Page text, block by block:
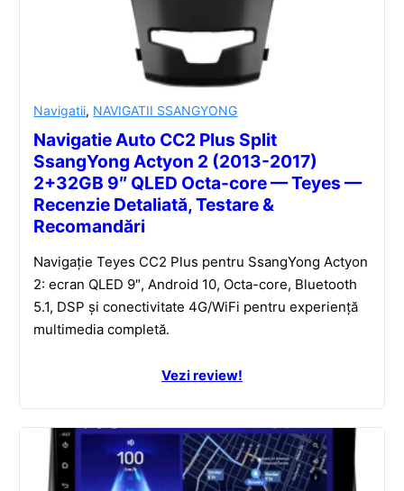
Navigatii, NAVIGATII SSANGYONG
Navigatie Auto CC2 Plus Split
SsangYong Actyon 2 (2013-2017)
2+32GB 9″ QLED Octa-core — Teyes —
Recenzie Detaliată, Testare &
Recomandări
Navigație Teyes CC2 Plus pentru SsangYong Actyon
2: ecran QLED 9″, Android 10, Octa-core, Bluetooth
5.1, DSP și conectivitate 4G/WiFi pentru experiență
multimedia completă.
Vezi review!